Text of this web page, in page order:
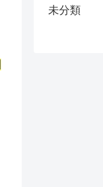
未分類